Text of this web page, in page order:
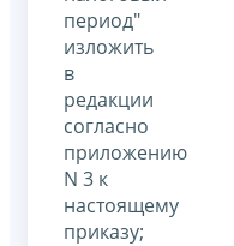
период"
изложить
в
редакции
согласно
приложению
N 3 к
настоящему
приказу;